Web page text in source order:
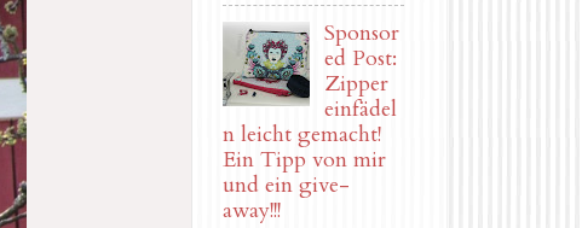
Sponsor
ed Post:
Zipper
einfädel
n leicht gemacht!
Ein Tipp von mir
und ein give-
away!!!